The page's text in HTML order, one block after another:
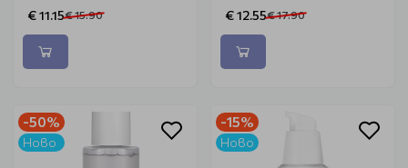
€ 11.15€ 15.90
€ 12.55€ 17.90
-50%
Ново
-15%
Ново